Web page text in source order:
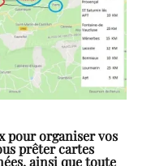
pour organiser vos
prêter cartes
ainsi que toute